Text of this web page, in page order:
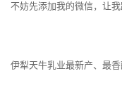
不妨先添加我的微信，让
伊犁天牛乳业最新产、最香